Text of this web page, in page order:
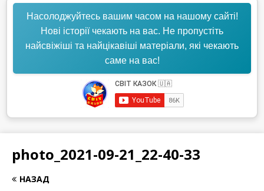
Насолоджуйтесь вашим часом на нашому сайті!
Нові історії чекають на вас. Не пропустіть
найсвіжіші та найцікавіші матеріали, які чекають
саме на вас!
photo_2021-09-21_22-40-33
НАЗАД